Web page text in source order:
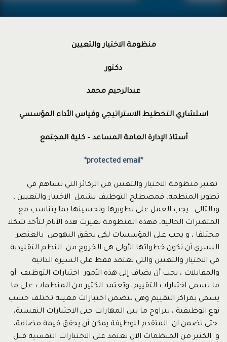
منظومة الاختيار والتعيين
دكتور
عبدالرحيم محمد
استشاري التخطيط الاستراتيجي وقياس الأداء المؤسسي
أستاذ الإدارة العامة المساعد – كلية المجتمع
*protected email*
تعتبر منظومة الاختيار والتعيين من الركائز التي تساهم في
تطوير المنظمة، فمصطلح التوظيف يشمل الاختيار والتعيين ،
وبالتالي يجب العمل على تطويرها وتحسينها بما يتناسب مع
المتغيرات الحالية، فهذه المنظومة تغيرت هذه الأيام لتأخذ شكلا
مختلفا ، و يجب على المؤسسات لكي تحقق النهوض بالعنصر
البشري أن تكون خطواتها الأولى هى الخروج من النظم التقليدية
في الاختيار والتعيين والتي تعتمد فقط على السيرة الذاتية
والمقابلات ، يجب أن يضاف إلى هذه الأمور اختبارات التوظيف أو
ما تسمي اختبارات التقييم، وتعتمد الكثير من المنظمات على ما
يسمي بمراكز التقييم وهى تتضمن اختبارات معينة تختلف حسب
نوع الوظيفية ، تتراوح ما بين المهارات حتى الاختبارات النفسية،
حتى تضمن ان المتقدم للوظيفة يمكن أن يحقق قيمة مضافة،
و الكثير من المنظمات الآن تعتمد على الاختبارات النفسية قبل